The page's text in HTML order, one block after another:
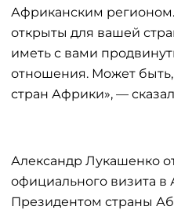
Африканским
открыты для вашей
иметь с вами
отношения. Может
стран Африки», —
Александр Лукашенко
официального визита
Президентом страны